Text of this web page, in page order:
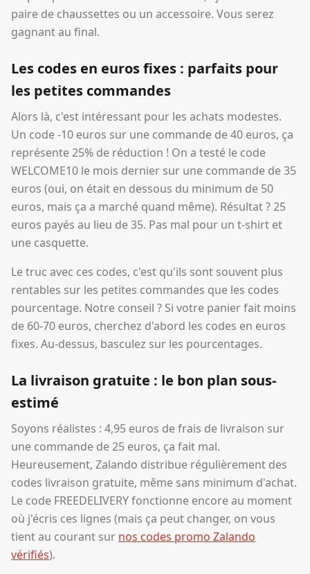
paire de chaussettes ou un accessoire. Vous serez
gagnant au final.
Les codes en euros fixes : parfaits pour
les petites commandes
Alors là, c'est intéressant pour les achats modestes.
Un code -10 euros sur une commande de 40 euros, ça
représente 25% de réduction ! On a testé le code
WELCOME10 le mois dernier sur une commande de 35
euros (oui, on était en dessous du minimum de 50
euros, mais ça a marché quand même). Résultat ? 25
euros payés au lieu de 35. Pas mal pour un t-shirt et
une casquette.
Le truc avec ces codes, c'est qu'ils sont souvent plus
rentables sur les petites commandes que les codes
pourcentage. Notre conseil ? Si votre panier fait moins
de 60-70 euros, cherchez d'abord les codes en euros
fixes. Au-dessus, basculez sur les pourcentages.
La livraison gratuite : le bon plan sous-
estimé
Soyons réalistes : 4,95 euros de frais de livraison sur
une commande de 25 euros, ça fait mal.
Heureusement, Zalando distribue régulièrement des
codes livraison gratuite, même sans minimum d'achat.
Le code FREEDELIVERY fonctionne encore au moment
où j'écris ces lignes (mais ça peut changer, on vous
tient au courant sur nos codes promo Zalando
vérifiés).